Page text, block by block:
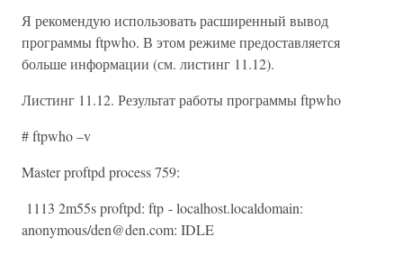
Я рекомендую использовать расширенный вывод
программы ftpwho. В этом режиме предоставляется
больше информации (см. листинг 11.12).
Листинг 11.12. Результат работы программы ftpwho
# ftpwho –v
Master proftpd process 759:
1113 2m55s proftpd: ftp - localhost.localdomain:
anonymous/den@den.com: IDLE